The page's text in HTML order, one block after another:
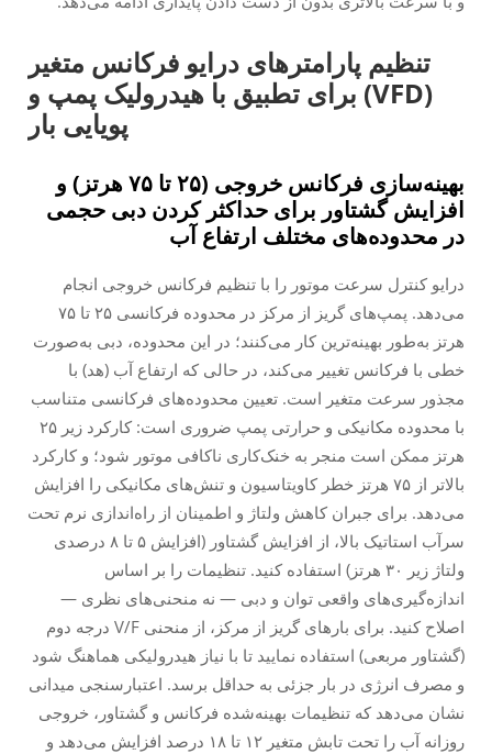
تنظیم پارامترهای درایو فرکانس متغیر
(VFD) برای تطبیق با هیدرولیک پمپ و
پویایی بار
بهینه‌سازی فرکانس خروجی (۲۵ تا ۷۵ هرتز) و
افزایش گشتاور برای حداکثر کردن دبی حجمی
در محدوده‌های مختلف ارتفاع آب
درایو کنترل سرعت موتور را با تنظیم فرکانس خروجی انجام
می‌دهد. پمپ‌های گریز از مرکز در محدوده فرکانسی ۲۵ تا ۷۵
هرتز به‌طور بهینه‌ترین کار می‌کنند؛ در این محدوده، دبی به‌صورت
خطی با فرکانس تغییر می‌کند، در حالی که ارتفاع آب (هد) با
مجذور سرعت متغیر است. تعیین محدوده‌های فرکانسی متناسب
با محدوده مکانیکی و حرارتی پمپ ضروری است: کارکرد زیر ۲۵
هرتز ممکن است منجر به خنک‌کاری ناکافی موتور شود؛ و کارکرد
بالاتر از ۷۵ هرتز خطر کاویتاسیون و تنش‌های مکانیکی را افزایش
می‌دهد. برای جبران کاهش ولتاژ و اطمینان از راه‌اندازی نرم تحت
سر‌آب استاتیک بالا، از افزایش گشتاور (افزایش ۵ تا ۸ درصدی
ولتاژ زیر ۳۰ هرتز) استفاده کنید. تنظیمات را بر اساس
اندازه‌گیری‌های واقعی توان و دبی — نه منحنی‌های نظری —
اصلاح کنید. برای بارهای گریز از مرکز، از منحنی V/F درجه دوم
(گشتاور مربعی) استفاده نمایید تا با نیاز هیدرولیکی هماهنگ شود
و مصرف انرژی در بار جزئی به حداقل برسد. اعتبارسنجی میدانی
نشان می‌دهد که تنظیمات بهینه‌شده فرکانس و گشتاور، خروجی
روزانه آب را تحت تابش متغیر ۱۲ تا ۱۸ درصد افزایش می‌دهد و